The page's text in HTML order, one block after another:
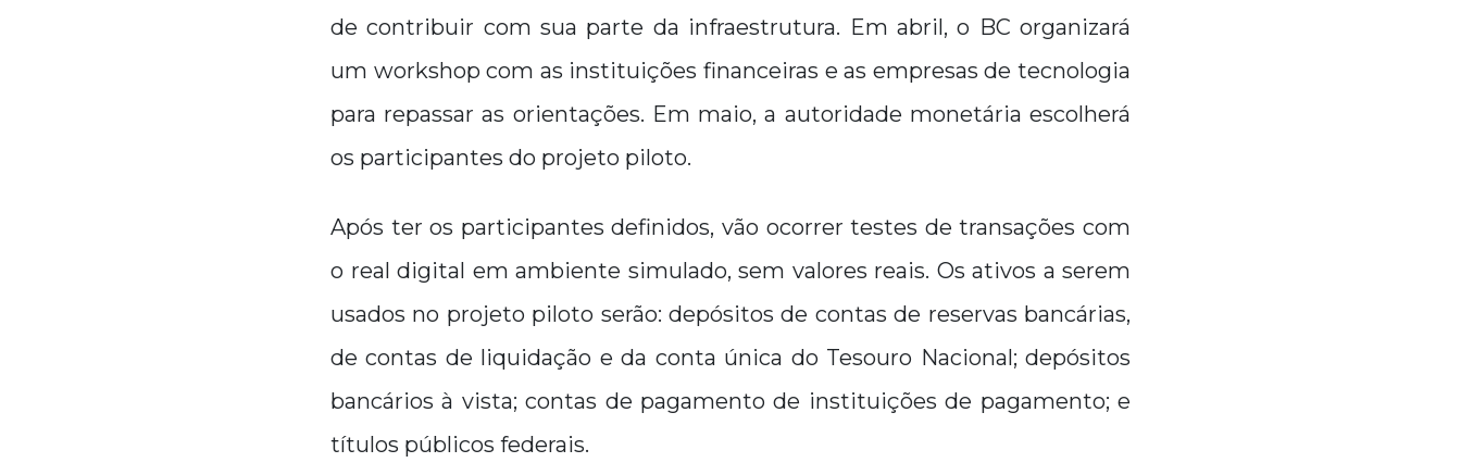
de contribuir com sua parte da infraestrutura. Em abril, o BC organizará
um workshop com as instituições financeiras e as empresas de tecnologia
para repassar as orientações. Em maio, a autoridade monetária escolherá
os participantes do projeto piloto.
Após ter os participantes definidos, vão ocorrer testes de transações com
o real digital em ambiente simulado, sem valores reais. Os ativos a serem
usados no projeto piloto serão: depósitos de contas de reservas bancárias,
de contas de liquidação e da conta única do Tesouro Nacional; depósitos
bancários à vista; contas de pagamento de instituições de pagamento; e
títulos públicos federais.